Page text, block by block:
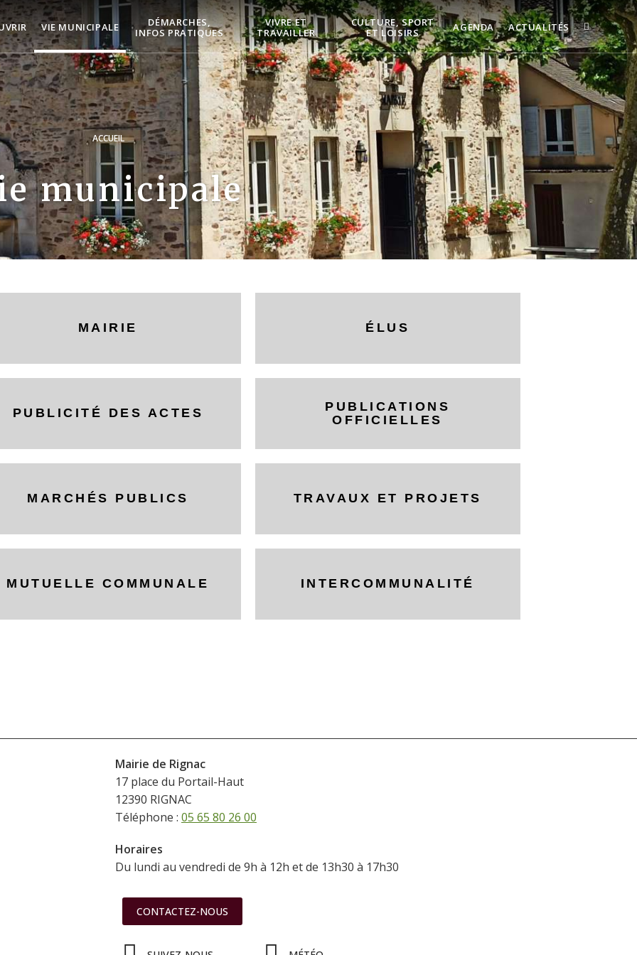
VIE MUNICIPALE
DÉMARCHES,
INFOS PRATIQUES
VIVRE ET
TRAVAILLER
CULTURE, SPORT
ET LOISIRS
AGENDA ACTUALITÉS
ACCUEIL
municipale
MAIRIE ÉLUS
PUBLICITÉ DES ACTES
PUBLICATIONS
OFFICIELLES
MARCHÉS PUBLICS TRAVAUX ET PROJETS
MUTUELLE COMMUNALE INTERCOMMUNALITÉ
Mairie de Rignac
17 place du Portail-Haut
12390 RIGNAC
Téléphone : 05 65 80 26 00
Horaires
Du lundi au vendredi de 9h à 12h et de 13h30 à 17h30
CONTACTEZ-NOUS